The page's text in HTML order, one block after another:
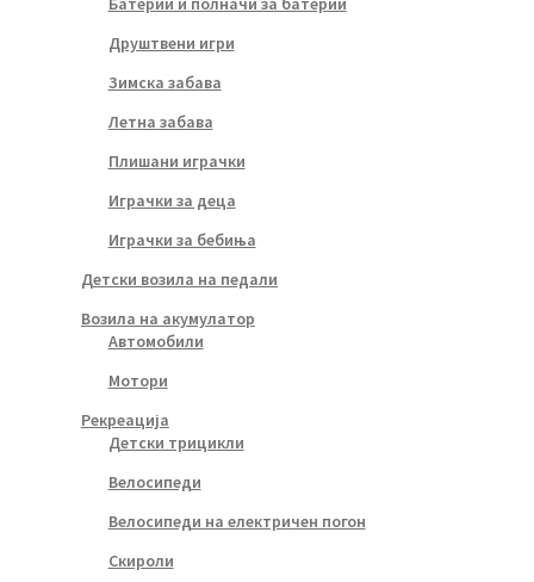
Друштвени игри
Зимска забава
Летна забава
Плишани играчки
Играчки за деца
Играчки за бебиња
Детски возила на педали
Возила на акумулатор
Автомобили
Мотори
Рекреација
Детски трицикли
Велосипеди
Велосипеди на електричен погон
Скироли